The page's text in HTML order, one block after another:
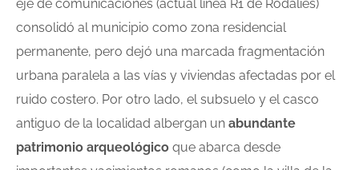
eje de comunicaciones (actual línea R1 de Rodalies)
consolidó al municipio como zona residencial
permanente, pero dejó una marcada fragmentación
urbana paralela a las vías y viviendas afectadas por el
ruido costero. Por otro lado, el subsuelo y el casco
antiguo de la localidad albergan un abundante
patrimonio arqueológico que abarca desde